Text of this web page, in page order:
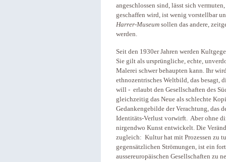
angeschlossen sind, lässt sich
geschaffen wird, ist wenig vorstellbar
Harrer-Museum sollen das andere,
werden.
Seit den 1930er Jahren werden
Sie gilt als ursprüngliche, echte,
Malerei schwer behaupten kann. Ihr
ethnozentrisches Weltbild, das besagt,
will - erlaubt den Gesellschaften des
gleichzeitig das Neue als schlechte
Gedankengebilde der Verachtung, das
Identitäts-Verlust vorwirft. Aber ohne
nirgendwo Kunst entwickelt. Die
zugleich: Kultur hat mit Prozessen zu
gegensätzlichen Strömungen, ist ein
aussereuropäischen Gesellschaften zu